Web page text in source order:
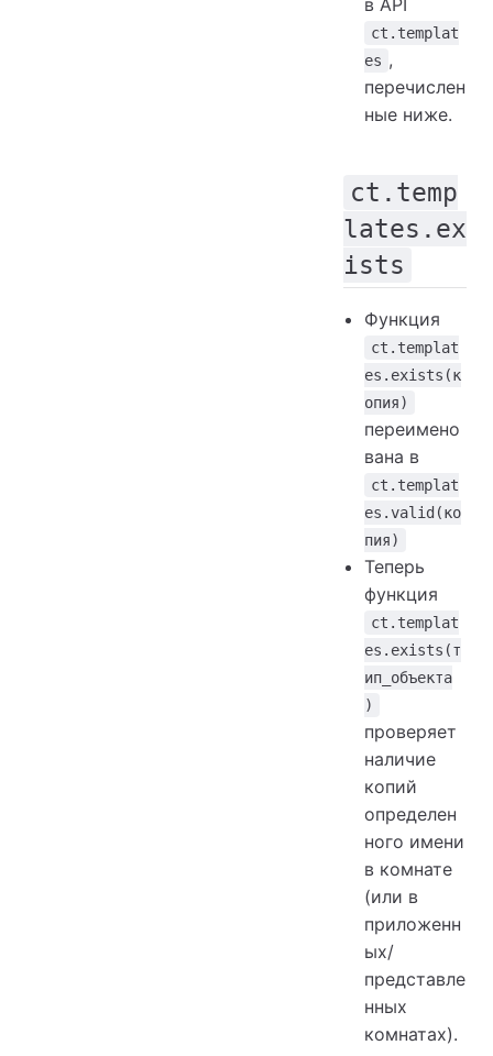
в API
ct.templat
es ,
перечислен
ные ниже.
ct.temp
lates.ex
ists
Функция
ct.templat
es.exists(к
опия)
переимено
вана в
ct.templat
es.valid(ко
пия)
Теперь
функция
ct.templat
es.exists(т
ип_объекта
)
проверяет
наличие
копий
определен
ного имени
в комнате
(или в
приложенн
ых/
представле
нных
комнатах).